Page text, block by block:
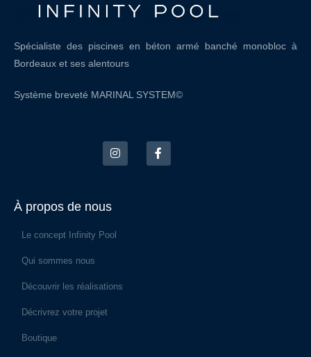
Spécialiste des piscines en béton armé banché monobloc à
Bordeaux et ses alentours
Système breveté MARINAL SYSTEM©
À propos de nous
Le concept Infinity Pool
Qui sommes nous
Découvrir les réalisations
Décrivrez votre projet
Boutique